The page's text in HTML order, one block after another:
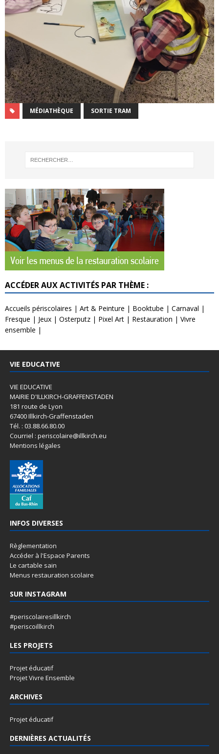
MÉDIATHÈQUE SORTIE TRAM
ACCÉDER AUX ACTIVITÉS PAR THÈME :
Accueils périscolaires | Art & Peinture | Booktube | Carnaval |
Fresque | Jeux | Osterputz | Pixel Art | Restauration | Vivre
ensemble |
VIE EDUCATIVE
VIE EDUCATIVE
MAIRIE D'ILLKIRCH-GRAFFENSTADEN
181 route de Lyon
67400 Illkirch-Graffenstaden
Tél. : 03.88.66.80.00
Courriel : periscolaire@illkirch.eu
Mentions légales
INFOS DIVERSES
Règlementation
Accéder à l'Espace Parents
Le cartable sain
Menus restauration scolaire
SUR INSTAGRAM
#periscolairesillkirch
#periscoillkirch
LES PROJETS
Projet éducatif
Projet Vivre Ensemble
ARCHIVES
Projet éducatif
DERNIÈRES ACTUALITÉS